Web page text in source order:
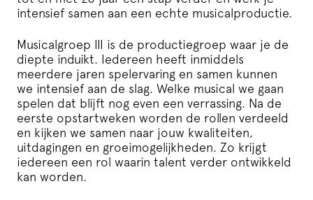
intensief samen aan een echte musicalproductie.
Musicalgroep III is de productiegroep waar je de
diepte induikt. Iedereen heeft inmiddels
meerdere jaren spelervaring en samen kunnen
we intensief aan de slag. Welke musical we gaan
spelen dat blijft nog even een verrassing. Na de
eerste opstartweken worden de rollen verdeeld
en kijken we samen naar jouw kwaliteiten,
uitdagingen en groeimogelijkheden. Zo krijgt
iedereen een rol waarin talent verder ontwikkeld
kan worden.